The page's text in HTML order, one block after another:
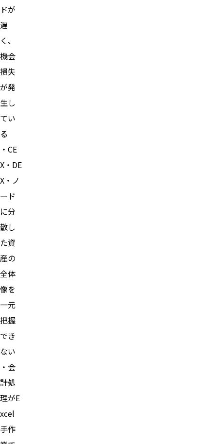
ドが
遅
く、
機会
損失
が発
生し
てい
る
・CE
X・DE
X・ノ
ード
に分
散し
た資
産の
全体
像を
一元
把握
でき
ない
・会
計処
理がE
xcel
手作